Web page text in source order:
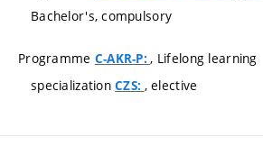
Bachelor's, compulsory
Programme C-AKR-P:, Lifelong learning
specializationCZS: , elective